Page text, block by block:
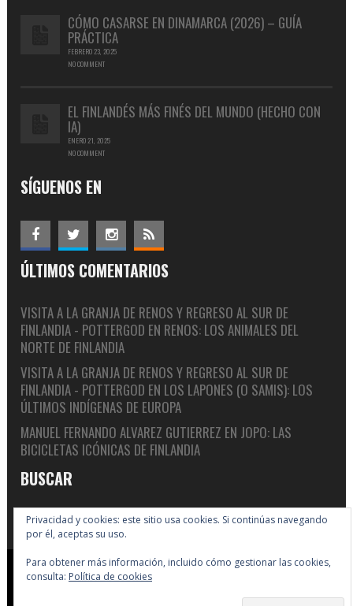
CÓMO CASARSE EN DINAMARCA (2026) – GUÍA
PRÁCTICA
FEBRERO 23, 2025
NO COMMENT
EL FINLANDÉS MÁS FINÉS DEL MUNDO (HECHO CON
IA)
ENERO 21, 2025
NO COMMENT
SÍGUENOS EN
ÚLTIMOS COMENTARIOS
VISITA A LA GRANJA DE RENOS Y REGRESO AL SUR DE
FINLANDIA - POTTERGOD EN RENOS: LOS ANIMALES DEL
NORTE DE FINLANDIA
VISITA A LA GRANJA DE RENOS Y REGRESO AL SUR DE
FINLANDIA - POTTERGOD EN LOS LAPONES (O SAMIS): LOS
ÚLTIMOS INDÍGENAS DE EUROPA
MANUEL FERNANDO ALVAREZ GUTIERREZ EN JOPO: LAS
BICICLETAS ICÓNICAS DE FINLANDIA
BUSCAR
Copyright © 2005-2026 Big In Finland
Privacidad y cookies: este sitio usa cookies. Si continúas navegando
por él, aceptas su uso.
Para obtener más información, incluido cómo gestionar las cookies,
consulta: Política de cookies